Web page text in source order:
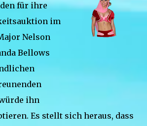
für ihre
im
Nelson
Bellows
ihn
Es stellt sich heraus, dass